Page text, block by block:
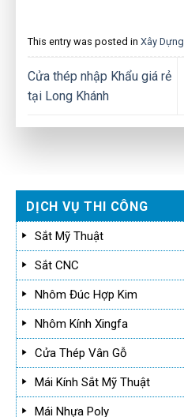
This entry was posted in Xây Dựng
Cửa thép nhập Khẩu giá rẻ
tại Long Khánh
DỊCH VỤ THI CÔNG
Sắt Mỹ Thuật
Sắt CNC
Nhôm Đúc Hợp Kim
Nhôm Kính Xingfa
Cửa Thép Vân Gỗ
Mái Kính Sắt Mỹ Thuật
Mái Nhựa Poly